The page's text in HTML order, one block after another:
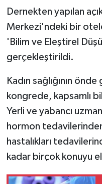
Dernekten yapılan
Merkezi'ndeki bir
'Bilim ve Eleştirel
gerçekleştirildi.
Kadın sağlığının
kongrede, kapsamlı
Yerli ve yabancı
hormon
hastalıkları
kadar birçok konuyu